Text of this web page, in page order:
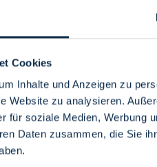
Cookies
Inhalte und Anzeigen zu
Website zu analysieren.
für soziale Medien, Werbung
Daten zusammen, die Sie
Menü